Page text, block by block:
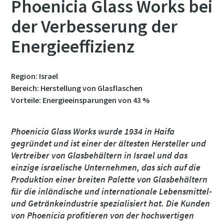
Phoenicia Glass Works bei
der Verbesserung der
Energieeffizienz
Region: Israel
Bereich: Herstellung von Glasflaschen
Vorteile: Energieeinsparungen von 43 %
Phoenicia Glass Works wurde 1934 in Haifa
gegründet und ist einer der ältesten Hersteller und
Vertreiber von Glasbehältern in Israel und das
einzige israelische Unternehmen, das sich auf die
Produktion einer breiten Palette von Glasbehältern
für die inländische und internationale Lebensmittel-
und Getränkeindustrie spezialisiert hat. Die Kunden
von Phoenicia profitieren von der hochwertigen
Land
Straße
Stadt
Anfordern
Beliebige Frage oder Anforderung
Land
Straße
Stadt
Anfordern
Beliebige Frage oder Anforderung
Land
Straße
Stadt
Anfordern
Beliebige Frage oder Anforderung
Land
Straße
Stadt
Anfordern
Beliebige Frage oder Anforderung